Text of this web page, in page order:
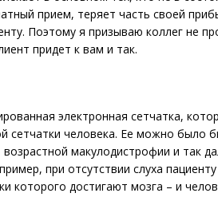
прием, теряет часть своей
Поэтому я призываю коллег не
придет к вам и так.
электронная сетчатка,
сетчатки человека. Ее можно было
макулодистрофии и так
при отсутствии слуха пациенту
которого достигают мозга – и